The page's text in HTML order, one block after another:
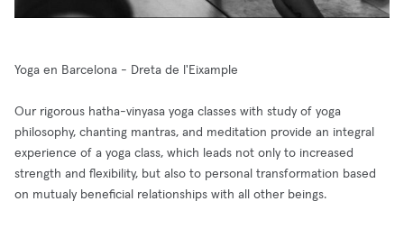
Yoga en Barcelona - Dreta de l'Eixample
Our rigorous hatha-vinyasa yoga classes with study of yoga
philosophy, chanting mantras, and meditation provide an integral
experience of a yoga class, which leads not only to increased
strength and flexibility, but also to personal transformation based
on mutualy beneficial relationships with all other beings.